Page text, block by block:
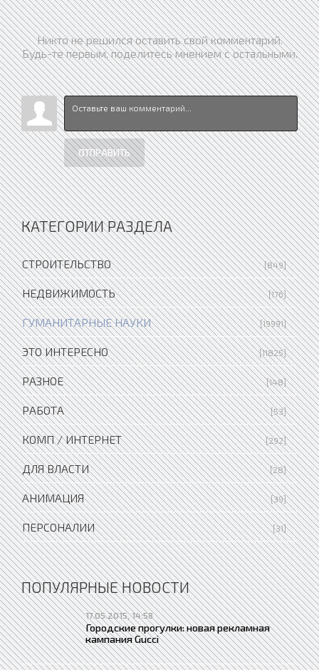
Никто не решился оставить свой комментарий.
Будь-те первым, поделитесь мнением с остальными.
ОТПРАВИТЬ
КАТЕГОРИИ РАЗДЕЛА
СТРОИТЕЛЬСТВО [849]
НЕДВИЖИМОСТЬ [176]
ГУМАНИТАРНЫЕ НАУКИ [19991]
ЭТО ИНТЕРЕСНО [11825]
РАЗНОЕ [148]
РАБОТА [53]
КОМП / ИНТЕРНЕТ [292]
ДЛЯ ВЛАСТИ [28]
АНИМАЦИЯ [39]
ПЕРСОНАЛИИ [31]
ПОПУЛЯРНЫЕ НОВОСТИ
17.05.2015, 14:58
Городские прогулки: новая рекламная
кампания Gucci